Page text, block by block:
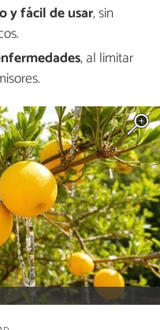
y fácil de usar, sin
, al limitar